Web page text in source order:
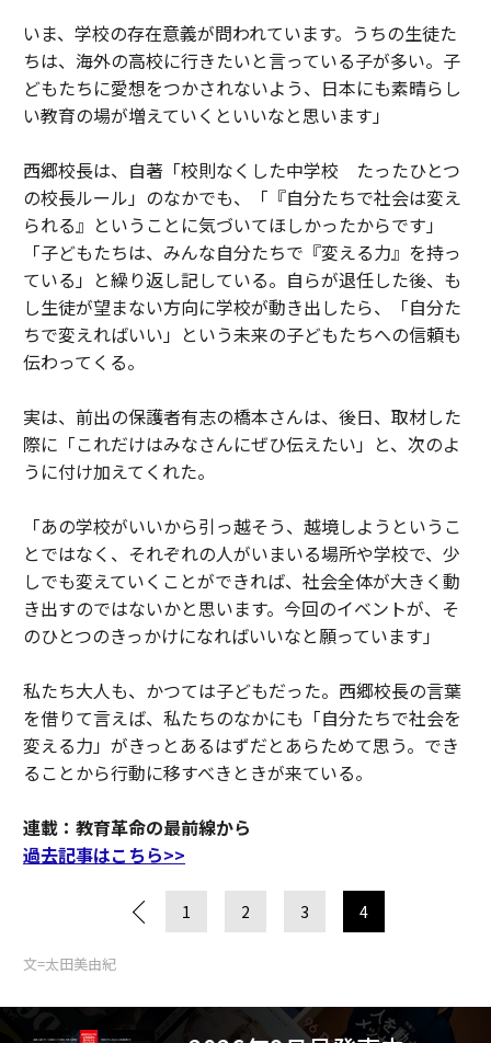
いま、学校の存在意義が問われています。うちの生徒た
ちは、海外の高校に行きたいと言っている子が多い。子
どもたちに愛想をつかされないよう、日本にも素晴らし
い教育の場が増えていくといいなと思います」
西郷校長は、自著「校則なくした中学校 たったひとつ
の校長ルール」のなかでも、「『自分たちで社会は変え
られる』ということに気づいてほしかったからです」
「子どもたちは、みんな自分たちで『変える力』を持っ
ている」と繰り返し記している。自らが退任した後、も
し生徒が望まない方向に学校が動き出したら、「自分た
ちで変えればいい」という未来の子どもたちへの信頼も
伝わってくる。
実は、前出の保護者有志の橋本さんは、後日、取材した
際に「これだけはみなさんにぜひ伝えたい」と、次のよ
うに付け加えてくれた。
「あの学校がいいから引っ越そう、越境しようというこ
とではなく、それぞれの人がいまいる場所や学校で、少
しでも変えていくことができれば、社会全体が大きく動
き出すのではないかと思います。今回のイベントが、そ
のひとつのきっかけになればいいなと願っています」
私たち大人も、かつては子どもだった。西郷校長の言葉
を借りて言えば、私たちのなかにも「自分たちで社会を
変える力」がきっとあるはずだとあらためて思う。でき
ることから行動に移すべきときが来ている。
連載：教育革命の最前線から
過去記事はこちら>>
1 2 3 4
文=太田美由紀